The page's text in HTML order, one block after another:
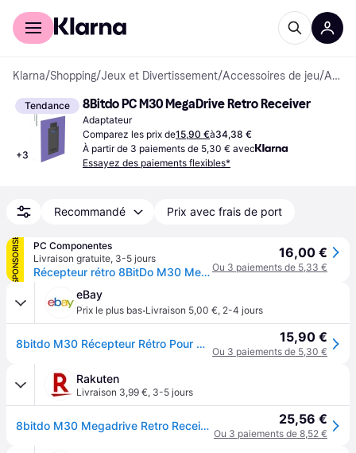
Acheter avec Klarna
Klarna/Shopping/Jeux et Divertissement/Accessoires de jeu/ Adaptateurs
Tendance
+3
8Bitdo PC M30 MegaDrive Retro Receiver
Adaptateur
Comparez les prix de15,90 €à34,38 €
À partir de 3 paiements de 5,30 € avec
Essayez des paiements flexibles*
Recommandé Prix avec frais de port
SPONSORISÉ
PC Componentes
Livraison gratuite, 3-5 jours
Récepteur rétro 8BitDo M30 MegaDrive
16,00 €
Ou 3 paiements de 5,33 €
eBay
Prix le plus bas·Livraison 5,00 €, 2-4 jours
8bitdo M30 Récepteur Rétro Pour Console Sega Megadrive - Neuf 15,90 €
Ou 3 paiements de 5,30 €
Rakuten
Livraison 3,99 €, 3-5 jours
8bitdo M30 Megadrive Retro Receiver 25,56 €
Ou 3 paiements de 8,52 €